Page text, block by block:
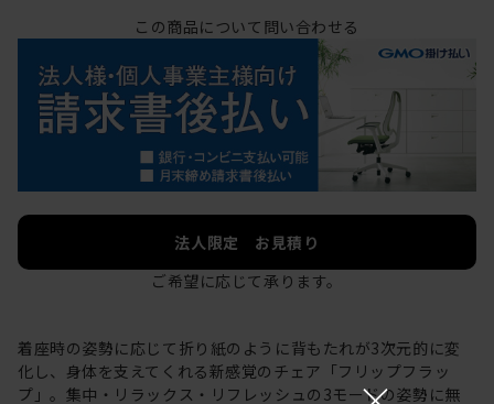
この商品について問い合わせる
法人限定 お見積り
ご希望に応じて承ります。
着座時の姿勢に応じて折り紙のように背もたれが3次元的に変
化し、身体を支えてくれる新感覚のチェア「フリップフラッ
プ」。集中・リラックス・リフレッシュの3モードの姿勢に無